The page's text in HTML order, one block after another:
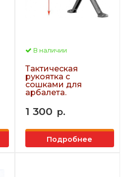
В наличии
Тактическая
рукоятка с
сошками для
арбалета.
1 300 р.
Подробнее